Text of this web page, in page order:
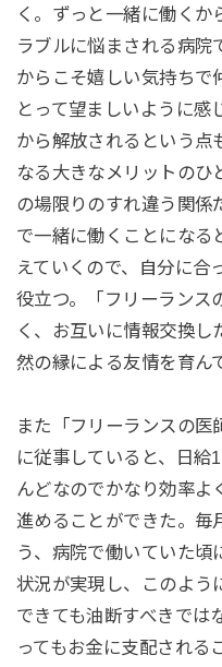
く。ずっと一緒に働くか
ラブルに悩まされる病院
からこそ嬉しい気持ちで
とって望ましいように感
から解放されるという点
なる大きなメリットのひ
の場限りのすれ違う関係
で一緒に働くことになる
えていくので、自分に合
役立つ。「フリーランス
く、お互いに情報交換
然の縁による友情を育ん
また「フリーランスの
に従事していると、日給
んどなのでかなり効率よ
進めることができた。毎
う、病院で働いていた頃
状況が実現し、このよう
できても油断すべきでは
ってもお金に支配される